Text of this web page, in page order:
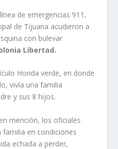
de emergencias 911,
de Tijuana acudieron a
con bulevar
Libertad.
Honda verde, en donde
vivía una familia
y sus 8 hijos.
mención, los oficiales
en condiciones
echada a perder,